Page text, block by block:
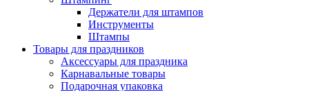
Держатели для штампов
Инструменты
Штампы
Товары для праздников
Аксессуары для праздника
Карнавальные товары
Подарочная упаковка